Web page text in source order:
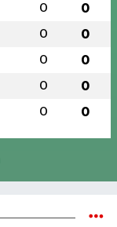
0 0
0 0
0 0
0 0
0 0